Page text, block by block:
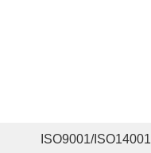
ISO9001/ISO14001